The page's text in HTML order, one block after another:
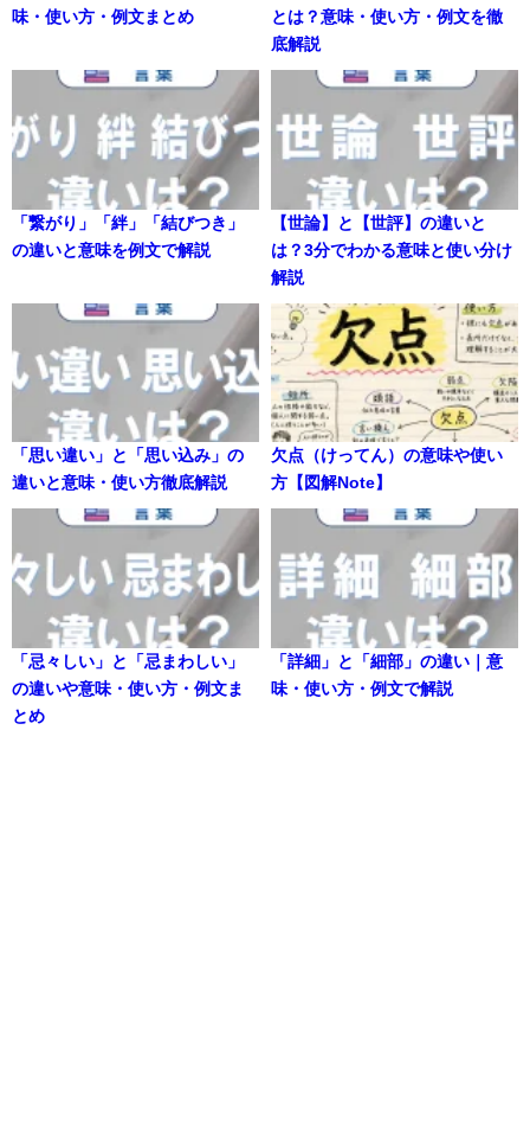
味・使い方・例文まとめ
とは？意味・使い方・例文を徹
底解説
「繋がり」「絆」「結びつき」
の違いと意味を例文で解説
【世論】と【世評】の違いと
は？3分でわかる意味と使い分け
解説
「思い違い」と「思い込み」の
違いと意味・使い方徹底解説
欠点（けってん）の意味や使い
方【図解Note】
「忌々しい」と「忌まわしい」
の違いや意味・使い方・例文ま
とめ
「詳細」と「細部」の違い｜意
味・使い方・例文で解説